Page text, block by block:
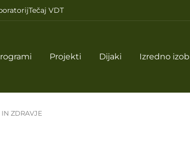
Tečaj VDT
Projekti Dijaki Izredno
ZDRAVJE